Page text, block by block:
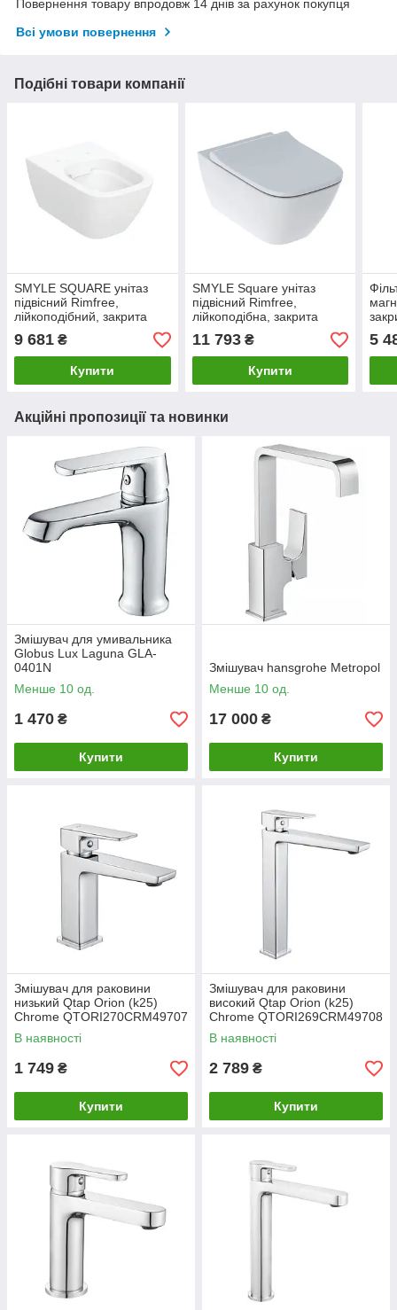
Повернення товару впродовж 14 днів за рахунок покупця
Всі умови повернення
Подібні товари компанії
SMYLE SQUARE унітаз
підвісний Rimfree,
лійкоподібний, закрита
форма
9 681 ₴
Купити
SMYLE Square унітаз
підвісний Rimfree,
лійкоподібна, закрита
форма, із сидінням із
кришкою
11 793₴
Купити
5
Акційні пропозиції та новинки
Змішувач для умивальника
Globus Lux Laguna GLA-
0401N
Менше 10 од.
1 470 ₴
Купити
Змішувач hansgrohe Metropol
Менше 10 од.
17 000 ₴
Купити
Змішувач для раковини
низький Qtap Orion (k25)
Chrome QTORI270CRM49707
В наявності
1 749 ₴
Купити
Змішувач для раковини
високий Qtap Orion (k25)
Chrome QTORI269CRM49708
В наявності
2 789 ₴
Купити